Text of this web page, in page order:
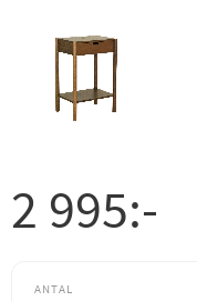
2 995:-
ANTAL